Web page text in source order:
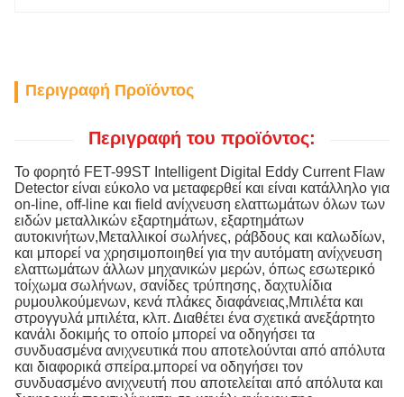
Περιγραφή Προϊόντος
Περιγραφή του προϊόντος:
Το φορητό FET-99ST Intelligent Digital Eddy Current Flaw
Detector είναι εύκολο να μεταφερθεί και είναι κατάλληλο για
on-line, off-line και field ανίχνευση ελαττωμάτων όλων των
ειδών μεταλλικών εξαρτημάτων, εξαρτημάτων
αυτοκινήτων,Μεταλλικοί σωλήνες, ράβδους και καλωδίων,
και μπορεί να χρησιμοποιηθεί για την αυτόματη ανίχνευση
ελαττωμάτων άλλων μηχανικών μερών, όπως εσωτερικό
τοίχωμα σωλήνων, σανίδες τρύπησης, δαχτυλίδια
ρυμουλκούμενων, κενά πλάκες διαφάνειας,Μπιλέτα και
στρογγυλά μπιλέτα, κλπ. Διαθέτει ένα σχετικά ανεξάρτητο
κανάλι δοκιμής το οποίο μπορεί να οδηγήσει τα
συνδυασμένα ανιχνευτικά που αποτελούνται από απόλυτα
και διαφορικά σπείρα.μπορεί να οδηγήσει τον
συνδυασμένο ανιχνευτή που αποτελείται από απόλυτα και